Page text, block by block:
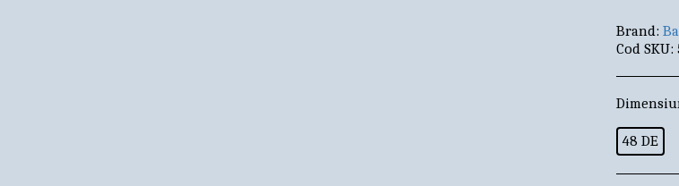
Brand:
Cod SKU:
48 DE